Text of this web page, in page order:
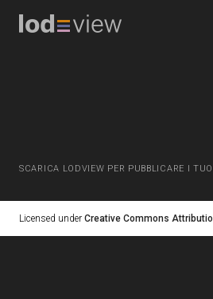
SCARICA LODVIEW PER PUBBLICARE I
Licensed under Creative Commons